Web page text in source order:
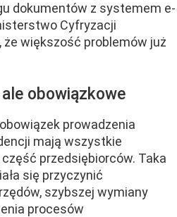
dokumentów z systemem e-
Cyfryzacji
że większość problemów już
obowiązkowe
prowadzenia
mają wszystkie
przedsiębiorców. Taka
się przyczynić
szybszej wymiany
procesów